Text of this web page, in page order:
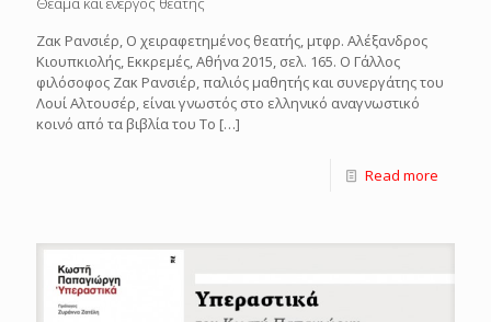
Ζακ Ρανσιέρ, Ο χειραφετημένος θεατής, μτφρ. Αλέξανδρος
Κιουπκιολής, Εκκρεμές, Αθήνα 2015, σελ. 165. Ο Γάλλος
φιλόσοφος Ζακ Ρανσιέρ, παλιός μαθητής και συνεργάτης του
Λουί Αλτουσέρ, είναι γνωστός στο ελληνικό αναγνωστικό
κοινό από τα βιβλία του Το […]
Read more